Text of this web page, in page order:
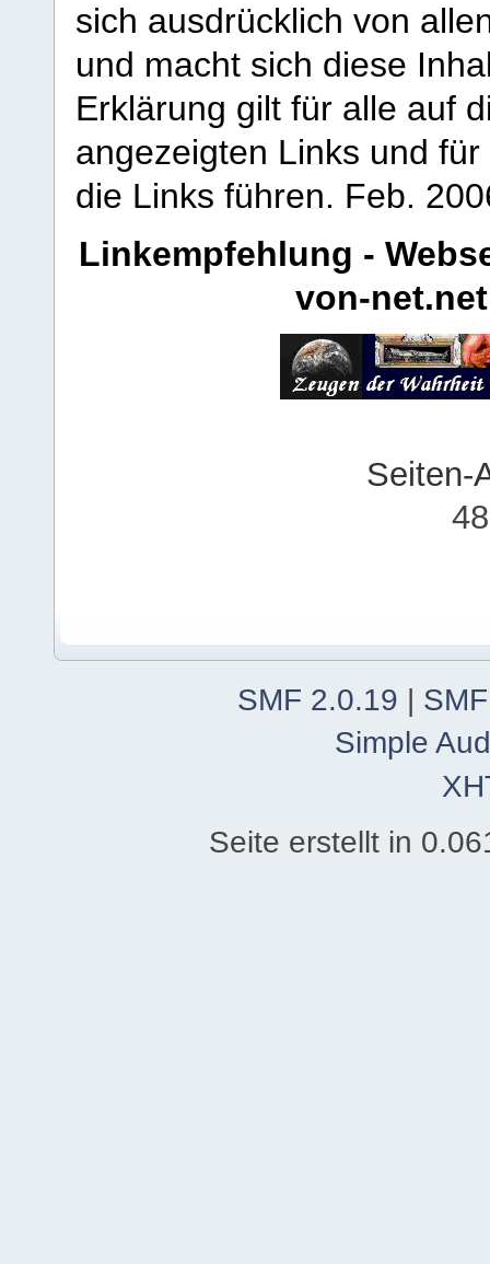
sich ausdrücklich von
und macht sich diese
Erklärung gilt für alle auf
angezeigten Links und
die Links führen. Feb.
Linkempfehlung -
von-net.net
Seiten-
SMF 2.0.19 |
Simple
Seite erstellt in